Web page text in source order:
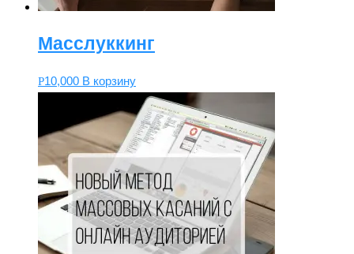
Масслуккинг
Р10,000 В корзину